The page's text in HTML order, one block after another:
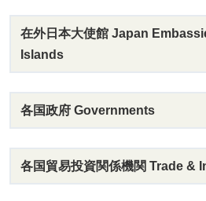
在外日本大使館 Japan
Islands
各国政府 Governments
各国貿易投資関係機関 Trade &